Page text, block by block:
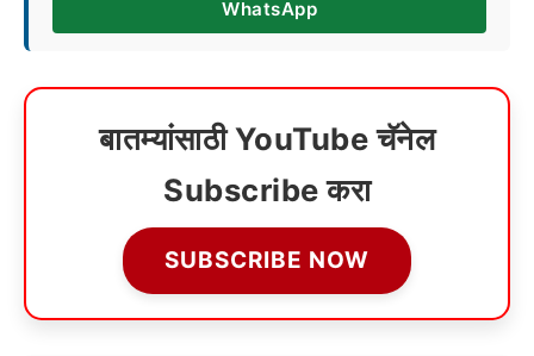
WhatsApp
बातम्यांसाठी YouTube चॅनेल
Subscribe करा
SUBSCRIBE NOW